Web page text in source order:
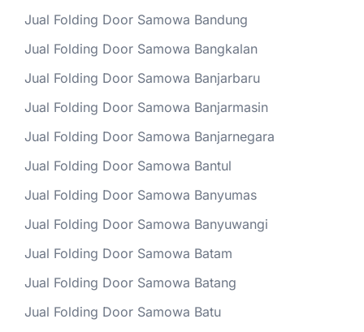
Jual Folding Door Samowa Bandung
Jual Folding Door Samowa Bangkalan
Jual Folding Door Samowa Banjarbaru
Jual Folding Door Samowa Banjarmasin
Jual Folding Door Samowa Banjarnegara
Jual Folding Door Samowa Bantul
Jual Folding Door Samowa Banyumas
Jual Folding Door Samowa Banyuwangi
Jual Folding Door Samowa Batam
Jual Folding Door Samowa Batang
Jual Folding Door Samowa Batu